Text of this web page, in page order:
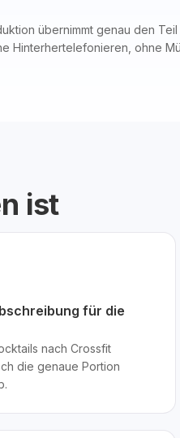
übernimmt genau den
Hinterhertelefonieren, ohne
ist
für die
nach Crossfit
die genaue Portion